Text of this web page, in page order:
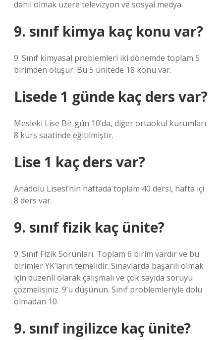
dahil olmak üzere televizyon ve sosyal medya.
9. sınıf kimya kaç konu var?
9. Sınıf kimyasal problemleri iki dönemde toplam 5
birimden oluşur. Bu 5 ünitede 18 konu var.
Lisede 1 günde kaç ders var?
Mesleki Lise Bir gün 10’da, diğer ortaokul kurumları
8 kurs saatinde eğitilmiştir.
Lise 1 kaç ders var?
Anadolu Lisesi’nin haftada toplam 40 dersi, hafta içi
8 ders var.
9. sınıf fizik kaç ünite?
9. Sınıf Fizik Sorunları. Toplam 6 birim vardır ve bu
birimler YK’ların temelidir. Sınavlarda başarılı olmak
için düzenli olarak çalışmalı ve çok sayıda soruyu
çözmelisiniz. 9’u düşünün. Sınıf problemleriyle dolu
olmadan 10.
9. sınıf ingilizce kaç ünite?